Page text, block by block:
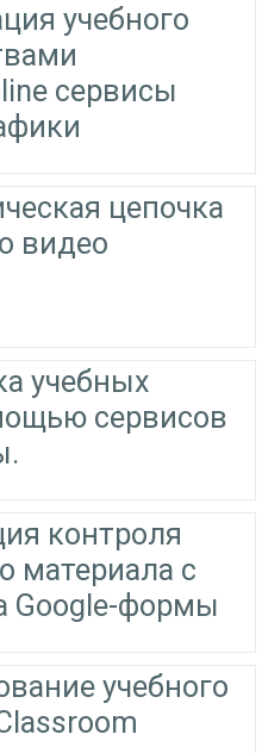
учебного
сервисы
цепочка
видео
учебных
сервисов
контроля
материала с
Google-формы
учебного